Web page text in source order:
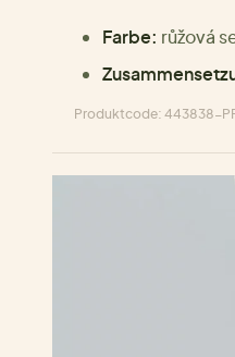
Farbe: růžová
Produktcode: 443838-